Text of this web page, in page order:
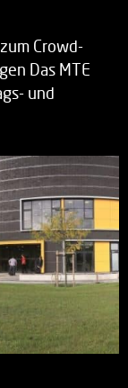
Crowd-
Das MTE
und